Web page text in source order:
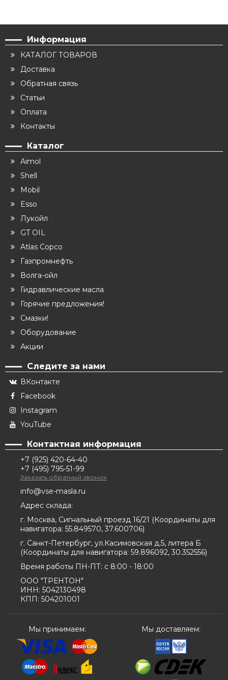
Информация
КАТАЛОГ ТОВАРОВ
Доставка
Обратная связь
Статьи
Оплата
Контакты
Каталог
Aimol
Shell
Mobil
Esso
Лукойл
GT OIL
Atlas Copco
Газпромнефть
Волга-ойл
Гидравлические масла
Горячие предложения!
Смазки!
Оборудование
Акции
Следите за нами
ВКонтакте
Facebook
Instagram
YouTube
Контактная информация
+7 (925) 420-64-40
+7 (495) 795-51-99
Заказать обратный звонок
info@vse-masla.ru
Адрес склада:
г. Москва, Сигнальный проезд 16/21 (Координаты для
навигатора: 55.849570, 37.600706)
г. Санкт-Петербург, ул.Касимовская д.5, литера Б
(Координаты для навигатора: 59.896092, 30.352556)
Время работы ПН-ПТ: с 8:00 - 18:00
ООО "ТРЕНТОН"
ИНН: 5042130498
КПП: 504201001
Мы принимаем: Мы доставляем: